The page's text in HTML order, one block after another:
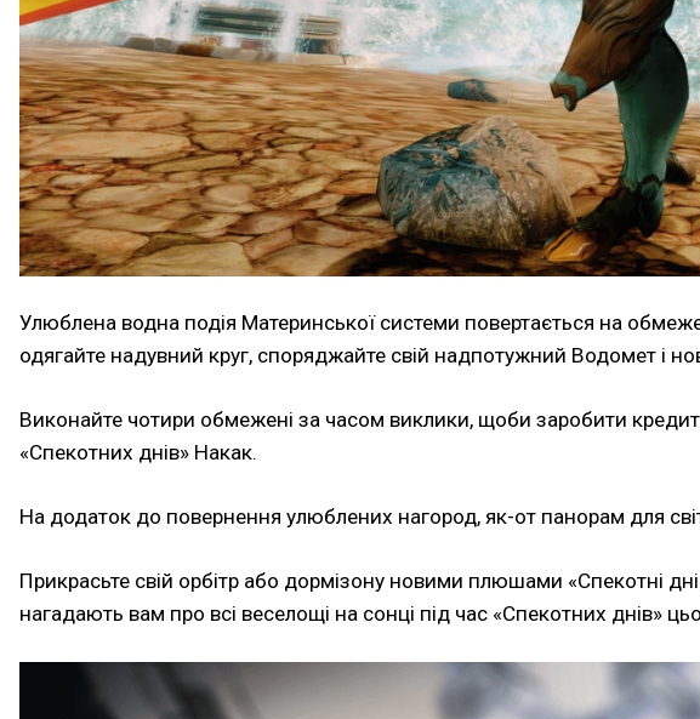
Улюблена водна подія Материнської системи повертається на
одягайте надувний круг, споряджайте свій надпотужний Водомет і
Виконайте чотири обмежені за часом виклики, щоби заробити
«Спекотних днів» Накак.
На додаток до повернення улюблених нагород, як-от панорам для
Прикрасьте свій орбітр або дормізону новими плюшами «Спекотні
нагадають вам про всі веселощі на сонці під час «Спекотних днів»